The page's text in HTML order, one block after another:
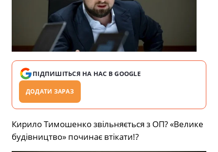
ПІДПИШІТЬСЯ НА НАС В GOOGLE
ДОДАТИ ЗАРАЗ
Кирило Тимошенко звільняється з ОП? «Велике
будівництво» починає втікати!?